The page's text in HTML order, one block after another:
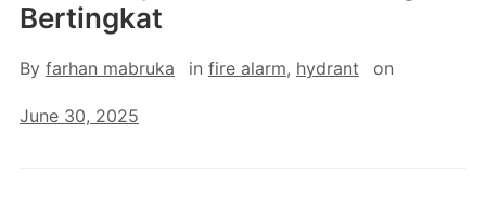
Bertingkat
By farhan mabruka in fire alarm, hydrant on
June 30, 2025